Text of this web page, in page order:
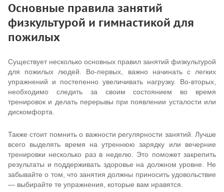
Основные правила занятий
физкультурой и гимнастикой для
пожилых
Существует несколько основных правил занятий физкультурой
для пожилых людей. Во-первых, важно начинать с легких
упражнений и постепенно увеличивать нагрузку. Во-вторых,
необходимо следить за своим состоянием во время
тренировок и делать перерывы при появлении усталости или
дискомфорта.
Также стоит помнить о важности регулярности занятий. Лучше
всего выделять время на утреннюю зарядку или вечерние
тренировки несколько раз в неделю. Это поможет закрепить
результаты и поддерживать здоровье на должном уровне. Не
забывайте о том, что занятия должны приносить удовольствие
— выбирайте те упражнения, которые вам нравятся.